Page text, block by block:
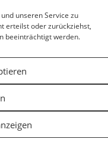
unseren Service zu
erteilst oder zurückziehst,
beeinträchtigt werden.